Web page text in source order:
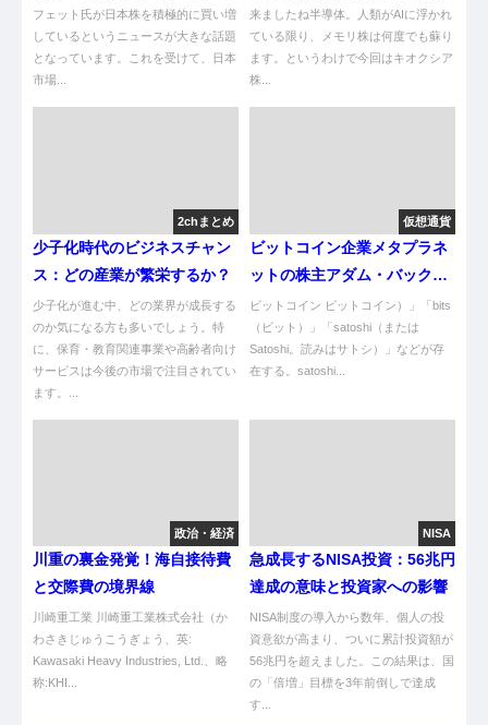
力的なのか？―台湾メディア
[4/18] [昆虫図鑑★]
フェット氏が日本株を積極的に買い増
しているというニュースが大きな話題
となっています。これを受けて、日本
市場...
来ましたね半導体。人類がAIに浮かれ
ている限り、メモリ株は何度でも蘇り
ます。というわけで今回はキオクシア
株...
2chまとめ
少子化時代のビジネスチャン
ス：どの産業が繁栄するか？
少子化が進む中、どの業界が成長する
のか気になる方も多いでしょう。特
に、保育・教育関連事業や高齢者向け
サービスは今後の市場で注目されてい
ます。...
仮想通貨
ビットコイン企業メタプラネ
ットの株主アダム・バック氏
が語るBTC保有戦略
ビットコイン ビットコイン）」「bits
（ビット）」「satoshi（または
Satoshi。読みはサトシ）」などが存
在する。satoshi...
政治・経済
川重の裏金発覚！海自接待費
と交際費の境界線
川崎重工業 川崎重工業株式会社（か
わさきじゅうこうぎょう、英:
Kawasaki Heavy Industries, Ltd.、略
称:KHI...
NISA
急成長するNISA投資：56兆円
達成の意味と投資家への影響
NISA制度の導入から数年、個人の投
資意欲が高まり、ついに累計投資額が
56兆円を超えました。この結果は、国
の「倍増」目標を3年前倒しで達成
す...